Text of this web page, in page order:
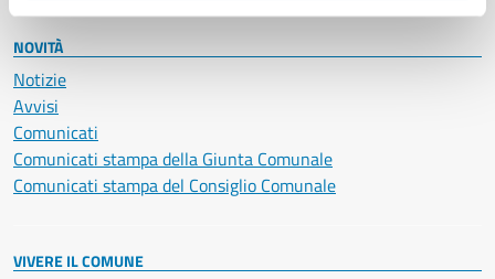
NOVITÀ
Notizie
Avvisi
Comunicati
Comunicati stampa della Giunta Comunale
Comunicati stampa del Consiglio Comunale
VIVERE IL COMUNE